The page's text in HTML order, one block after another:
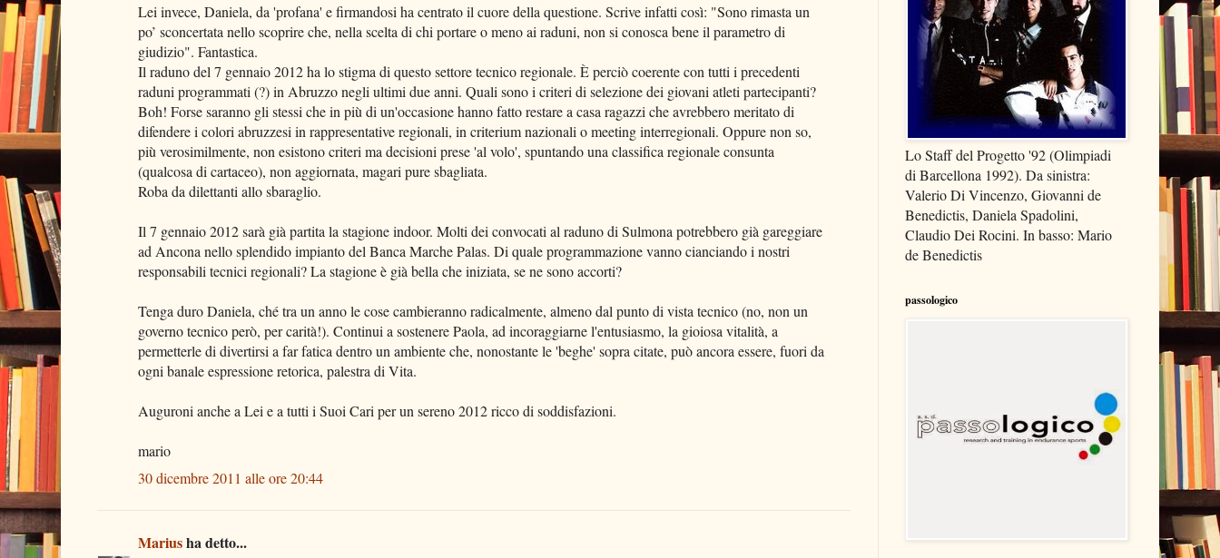
Lei invece, Daniela, da 'profana' e firmandosi ha centrato il cuore della questione. Scrive infatti così: "Sono rimasta un
po’ sconcertata nello scoprire che, nella scelta di chi portare o meno ai raduni, non si conosca bene il parametro di
giudizio". Fantastica.
Il raduno del 7 gennaio 2012 ha lo stigma di questo settore tecnico regionale. È perciò coerente con tutti i precedenti
raduni programmati (?) in Abruzzo negli ultimi due anni. Quali sono i criteri di selezione dei giovani atleti partecipanti?
Boh! Forse saranno gli stessi che in più di un'occasione hanno fatto restare a casa ragazzi che avrebbero meritato di
difendere i colori abruzzesi in rappresentative regionali, in criterium nazionali o meeting interregionali. Oppure non so,
più verosimilmente, non esistono criteri ma decisioni prese 'al volo', spuntando una classifica regionale consunta
(qualcosa di cartaceo), non aggiornata, magari pure sbagliata.
Roba da dilettanti allo sbaraglio.
Il 7 gennaio 2012 sarà già partita la stagione indoor. Molti dei convocati al raduno di Sulmona potrebbero già gareggiare
ad Ancona nello splendido impianto del Banca Marche Palas. Di quale programmazione vanno cianciando i nostri
responsabili tecnici regionali? La stagione è già bella che iniziata, se ne sono accorti?
Tenga duro Daniela, ché tra un anno le cose cambieranno radicalmente, almeno dal punto di vista tecnico (no, non un
governo tecnico però, per carità!). Continui a sostenere Paola, ad incoraggiarne l'entusiasmo, la gioiosa vitalità, a
permetterle di divertirsi a far fatica dentro un ambiente che, nonostante le 'beghe' sopra citate, può ancora essere, fuori da
ogni banale espressione retorica, palestra di Vita.
Auguroni anche a Lei e a tutti i Suoi Cari per un sereno 2012 ricco di soddisfazioni.
mario
30 dicembre 2011 alle ore 20:44
Mariusha detto...
Lo Staff del Progetto '92 (Olimpiadi
di Barcellona 1992). Da sinistra:
Valerio Di Vincenzo, Giovanni de
Benedictis, Daniela Spadolini,
Claudio Dei Rocini. In basso: Mario
de Benedictis
passologico